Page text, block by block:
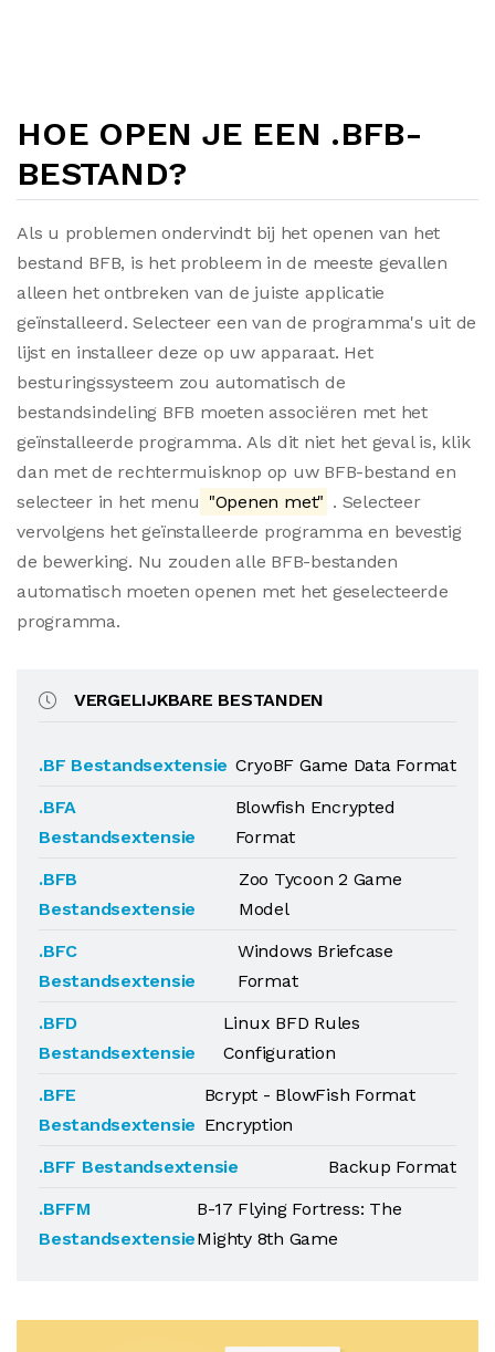
HOE OPEN JE EEN .BFB-
BESTAND?
Als u problemen ondervindt bij het openen van het
bestand BFB, is het probleem in de meeste gevallen
alleen het ontbreken van de juiste applicatie
geïnstalleerd. Selecteer een van de programma's uit de
lijst en installeer deze op uw apparaat. Het
besturingssysteem zou automatisch de
bestandsindeling BFB moeten associëren met het
geïnstalleerde programma. Als dit niet het geval is, klik
dan met de rechtermuisknop op uw BFB-bestand en
selecteer in het menu "Openen met" . Selecteer
vervolgens het geïnstalleerde programma en bevestig
de bewerking. Nu zouden alle BFB-bestanden
automatisch moeten openen met het geselecteerde
programma.
VERGELIJKBARE BESTANDEN
.BF Bestandsextensie CryoBF Game Data Format
.BFA
Bestandsextensie
Blowfish Encrypted
Format
.BFB
Bestandsextensie
Zoo Tycoon 2 Game
Model
.BFC
Bestandsextensie
Windows Briefcase
Format
.BFD
Bestandsextensie
Linux BFD Rules
Configuration
.BFE
Bestandsextensie
Bcrypt - BlowFish Format
Encryption
.BFF Bestandsextensie
Backup Format
.BFFM
Bestandsextensie
B-17 Flying Fortress: The
Mighty 8th Game